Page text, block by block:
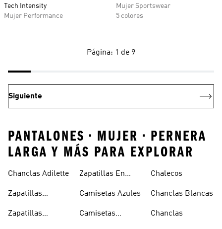
Tech Intensity
Mujer Performance
Mujer Sportswear
5 colores
Página: 1 de 9
Siguiente
PANTALONES • MUJER • PERNERA
LARGA Y MÁS PARA EXPLORAR
Chanclas Adilette
Zapatillas
Zapatillas
Zapatillas En
Camisetas Azules
Camisetas
Chalecos
Chanclas Blancas
Chanclas